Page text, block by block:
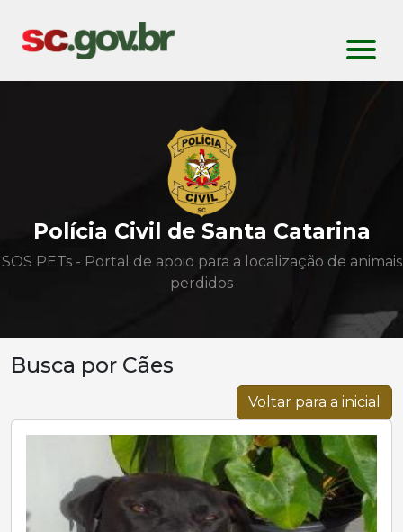
Polícia Civil de Santa Catarina
SOS PETs - Portal de apoio para a localização de animais
perdidos
Busca por Cães
Voltar para a inicial